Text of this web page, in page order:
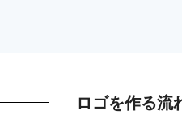
ロゴを作る流